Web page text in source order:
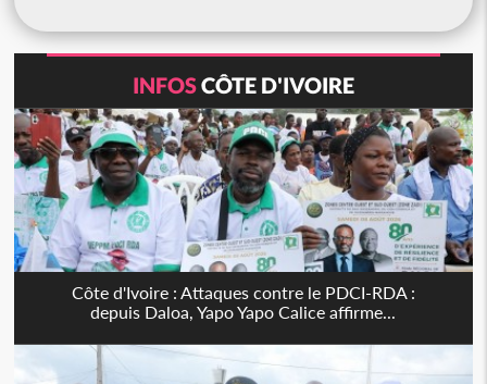
INFOSCÔTE D'IVOIRE
Côte d'Ivoire : Attaques contre le PDCI-RDA :
depuis Daloa, Yapo Yapo Calice affirme...